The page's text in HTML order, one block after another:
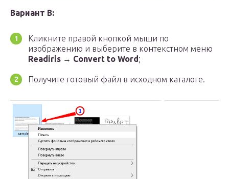
Вариант B:
Кликните правой кнопкой мыши по
изображению и выберите в контекстном меню
Readiris → Convert to Word;
Получите готовый файл в исходном каталоге.